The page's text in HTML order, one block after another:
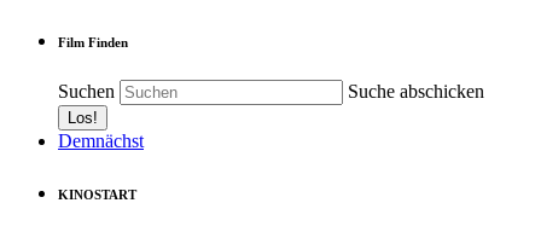
Film Finden
Suchen Suche abschicken
Demnächst
KINOSTART